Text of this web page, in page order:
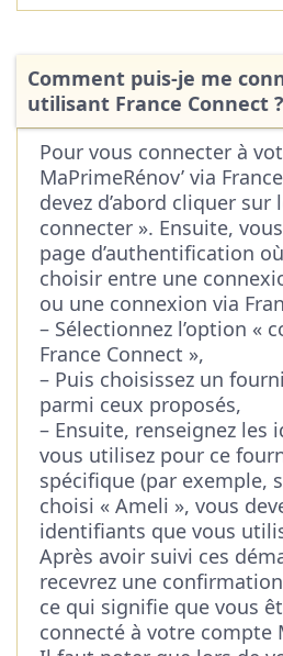
Comment puis-je me
utilisant France Connect ?
Pour vous connecter à
MaPrimeRénov’ via
devez d’abord cliquer sur
connecter ». Ensuite,
page d’authentification
choisir entre une
ou une connexion via
– Sélectionnez l’option «
France Connect »,
– Puis choisissez un
parmi ceux proposés,
– Ensuite, renseignez les
vous utilisez pour ce
spécifique (par exemple,
choisi « Ameli », vous
identifiants que vous
Après avoir suivi ces
recevrez une
ce qui signifie que vous
connecté à votre compte